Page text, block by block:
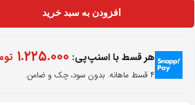
افزودن به سبد خرید
هر قسط با اسنپ‌پی: ۱.۲۲۵.۰۰۰
۴ قسط ماهانه. بدون سود، چک و ضامن.